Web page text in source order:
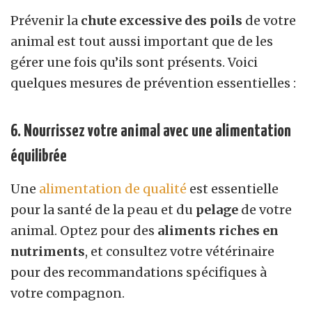
Prévenir la chute excessive des poils de votre
animal est tout aussi important que de les
gérer une fois qu’ils sont présents. Voici
quelques mesures de prévention essentielles :
6. Nourrissez votre animal avec une alimentation
équilibrée
Une alimentation de qualité est essentielle
pour la santé de la peau et du pelage de votre
animal. Optez pour des aliments riches en
nutriments, et consultez votre vétérinaire
pour des recommandations spécifiques à
votre compagnon.